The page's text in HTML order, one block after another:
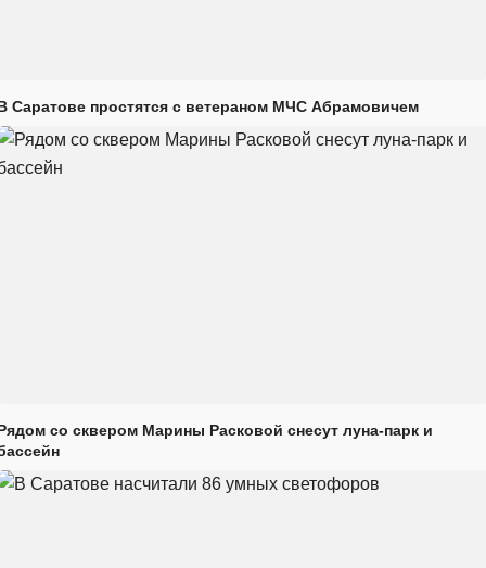
Саратове простятся с ветераном МЧС Абрамовичем
со сквером Марины Расковой снесут луна-парк и